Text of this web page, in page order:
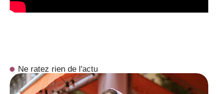
Ne ratez rien de l'actu